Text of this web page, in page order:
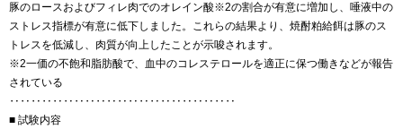
豚のロースおよびフィレ肉でのオレイン酸※2の割合が有意に増加し、唾液中の
ストレス指標が有意に低下しました。これらの結果より、焼酎粕給餌は豚のス
トレスを低減し、肉質が向上したことが示唆されます。
※2一価の不飽和脂肪酸で、血中のコレステロールを適正に保つ働きなどが報告
されている
‥‥‥‥‥‥‥‥‥‥‥‥‥‥‥‥‥‥‥‥‥
■ 試験内容